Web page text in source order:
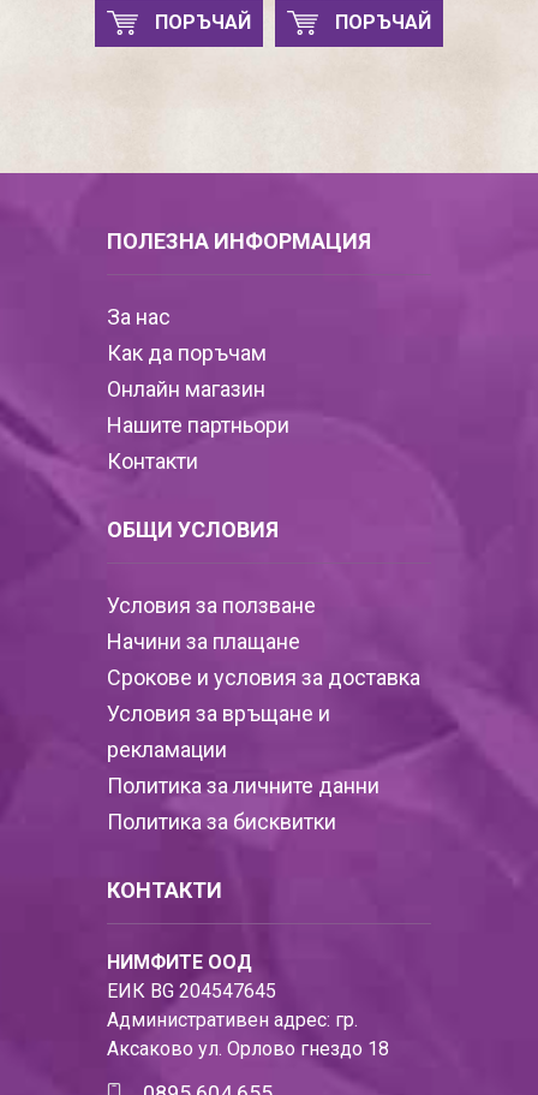
ПОРЪЧАЙ ПОРЪЧАЙ
ПОЛЕЗНА ИНФОРМАЦИЯ
За нас
Как да поръчам
Онлайн магазин
Нашите партньори
Контакти
ОБЩИ УСЛОВИЯ
Условия за ползване
Начини за плащане
Срокове и условия за доставка
Условия за връщане и
рекламации
Политика за личните данни
Политика за бисквитки
КОНТАКТИ
НИМФИТЕ ООД
ЕИК BG 204547645
Административен адрес: гр.
Аксаково ул. Орлово гнездо 18